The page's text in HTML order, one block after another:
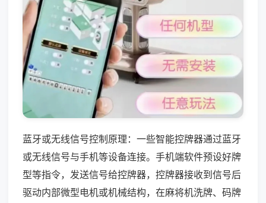
蓝牙或无线信号控制原理：一些智能控牌器通过蓝牙
或无线信号与手机等设备连接。手机端软件预设好牌
型等指令，发送信号给控牌器，控牌器接收到信号后
驱动内部微型电机或机械结构，在麻将机洗牌、码牌